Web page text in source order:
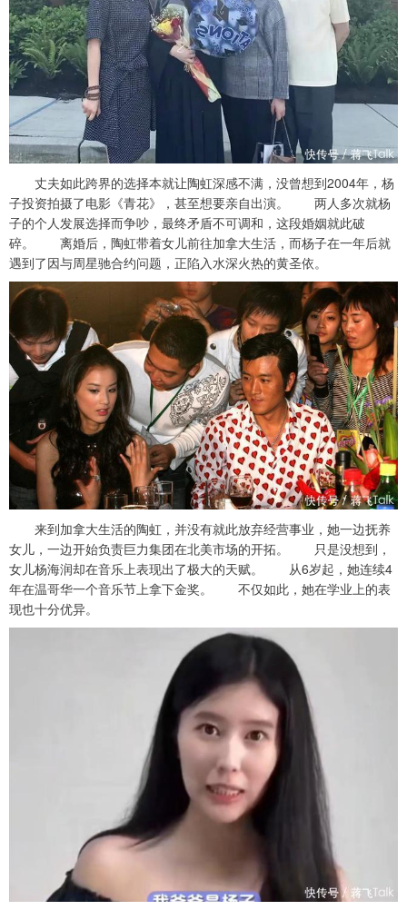
丈夫如此跨界的选择本就让陶虹深感不满，没曾想到2004年，杨
子投资拍摄了电影《青花》，甚至想要亲自出演。 两人多次就杨
子的个人发展选择而争吵，最终矛盾不可调和，这段婚姻就此破
碎。 离婚后，陶虹带着女儿前往加拿大生活，而杨子在一年后就
遇到了因与周星驰合约问题，正陷入水深火热的黄圣依。
来到加拿大生活的陶虹，并没有就此放弃经营事业，她一边抚养
女儿，一边开始负责巨力集团在北美市场的开拓。 只是没想到，
女儿杨海润却在音乐上表现出了极大的天赋。 从6岁起，她连续4
年在温哥华一个音乐节上拿下金奖。 不仅如此，她在学业上的表
现也十分优异。